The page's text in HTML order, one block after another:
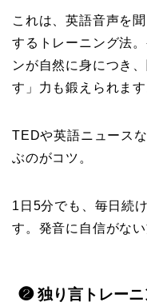
これは、英語音声を
するトレーニング法
ンが自然に身につき
す」力も鍛えられます
TEDや英語ニュース
ぶのがコツ。
1日5分でも、毎日続
す。発音に自信がな
❷ 独り言トレーニ